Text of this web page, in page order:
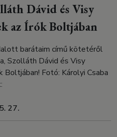
Dávid és Visy
az Írók Boltjában
barátaim című kötetéről
Szolláth Dávid és Visy
Fotó: Károlyi Csaba
27.